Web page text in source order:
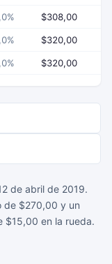
$308,00
$320,00
$320,00
de abril de 2019.
de $270,00 y un
$15,00 en la rueda.